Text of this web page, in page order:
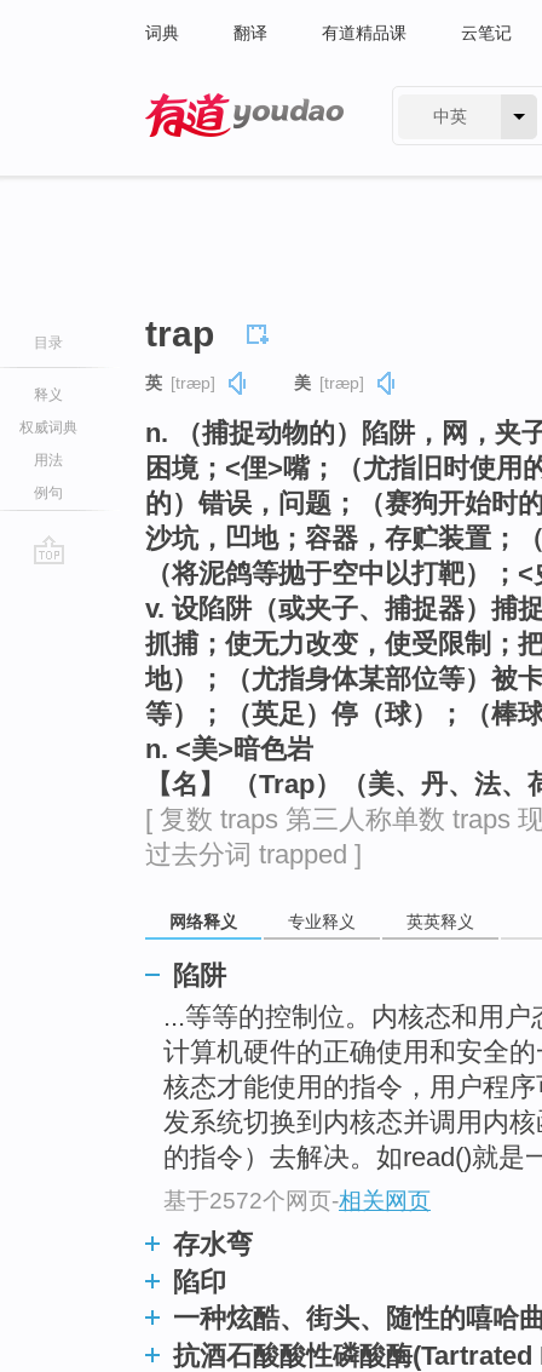
词典 翻译 有道精品课 云笔记
中英
目录
释义
权威词典
用法
例句
trap
英 [træp] 美 [træp]
n. （捕捉动物的）陷阱，网，夹
困境；<俚>嘴；（尤指旧时使用
的）错误，问题；（赛狗开始时
沙坑，凹地；容器，存贮装置；
（将泥鸽等抛于空中以打靶）；
v. 设陷阱（或夹子、捕捉器）捕
抓捕；使无力改变，使受限制
地）；（尤指身体某部位等）被
等）；（英足）停（球）；（棒
n. <美>暗色岩
【名】 （Trap）（美、丹、法
[ 复数 traps 第三人称单数 traps
过去分词 trapped ]
网络释义 专业释义 英英释义
陷阱
...等等的控制位。内核态和用
计算机硬件的正确使用和安全
核态才能使用的指令，用户程
发系统切换到内核态并调用内
的指令）去解决。如read()就是
基于2572个网页-相关网页
存水弯
陷印
一种炫酷、街头、随性的嘻哈
抗酒石酸酸性磷酸酶